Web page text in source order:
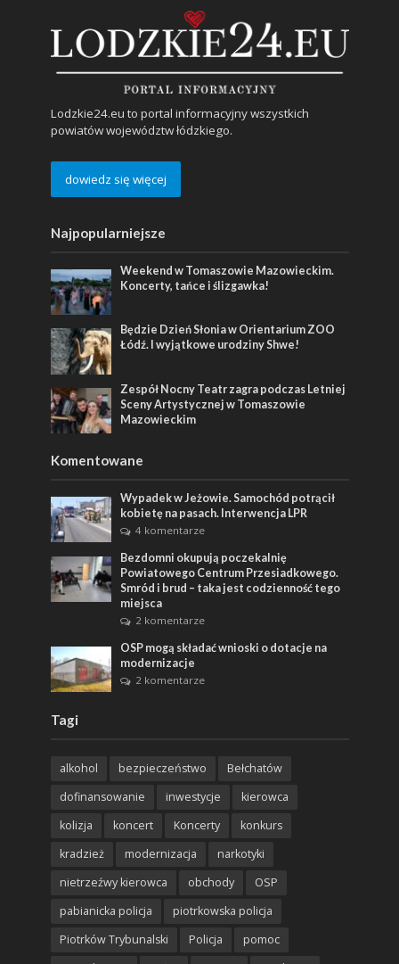
Lodzkie24.eu to portal informacyjny wszystkich
powiatów województw łódzkiego.
dowiedz się więcej
Najpopularniejsze
Weekend w Tomaszowie Mazowieckim.
Koncerty, tańce i ślizgawka!
Będzie Dzień Słonia w Orientarium ZOO
Łódź. I wyjątkowe urodziny Shwe!
Zespół Nocny Teatr zagra podczas Letniej
Sceny Artystycznej w Tomaszowie
Mazowieckim
Komentowane
Wypadek w Jeżowie. Samochód potrącił
kobietę na pasach. Interwencja LPR
4 komentarze
Bezdomni okupują poczekalnię
Powiatowego Centrum Przesiadkowego.
Smród i brud – taka jest codzienność tego
miejsca
2 komentarze
OSP mogą składać wnioski o dotacje na
modernizacje
2 komentarze
Tagi
alkohol bezpieczeństwo
Bełchatów
dofinansowanie
inwestycje
kierowca
kolizja
koncert Koncerty
konkurs
kradzież
modernizacja
narkotyki
nietrzeźwy kierowca
obchody
OSP
pabianicka policja
piotrkowska policja
Piotrków Trybunalski
Policja
pomoc